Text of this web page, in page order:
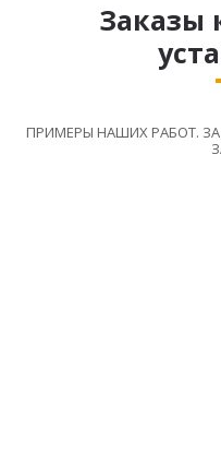
Заказы
ПРИМЕРЫ НАШИХ РАБОТ. ЗА